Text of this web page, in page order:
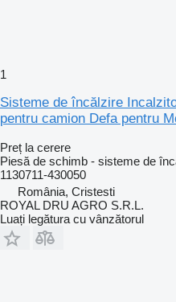
1
Sisteme de încălzire
pentru camion Defa pentru
Preț la cerere
Piesă de schimb - sisteme de
1130711-430050
România, Cristesti
ROYAL DRU AGRO S.R.L.
Luați legătura cu vânzătorul